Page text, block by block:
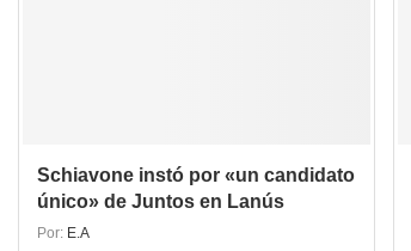
Schiavone instó por «un candidato
único» de Juntos en Lanús
Por: E.A